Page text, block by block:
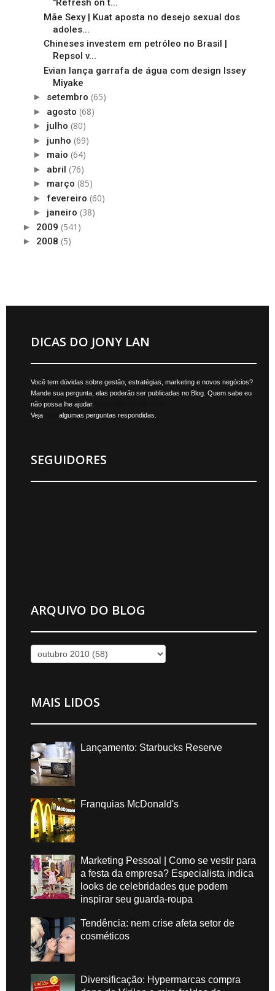
"Refresh on t...
Mãe Sexy | Kuat aposta no desejo sexual dos
adoles...
Chineses investem em petróleo no Brasil |
Repsol v...
Evian lança garrafa de água com design Issey
Miyake
► setembro (65)
► agosto (68)
► julho (80)
► junho (69)
► maio (64)
► abril (76)
► março (85)
► fevereiro (60)
► janeiro (38)
► 2009 (541)
► 2008 (5)
DICAS DO JONY LAN
Você tem dúvidas sobre gestão, estratégias, marketing e novos negócios?
Mande sua pergunta, elas poderão ser publicadas no Blog. Quem sabe eu
não possa lhe ajudar.
Veja
algumas perguntas respondidas.
SEGUIDORES
ARQUIVO DO BLOG
MAIS LIDOS
Lançamento: Starbucks Reserve
Franquias McDonald's
Marketing Pessoal | Como se vestir para
a festa da empresa? Especialista indica
looks de celebridades que podem
inspirar seu guarda-roupa
Tendência: nem crise afeta setor de
cosméticos
Diversificação: Hypermarcas compra